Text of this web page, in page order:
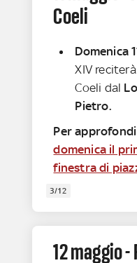
Coeli
Domenica
XIV
Coeli dal
Pietro.
Per
domenica il
finestra di
3/12
12 maggio